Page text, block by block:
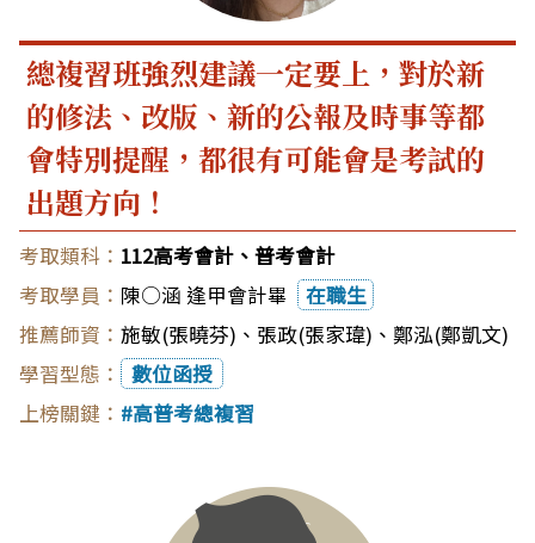
總複習班強烈建議一定要上，對於新
的修法、改版、新的公報及時事等都
會特別提醒，都很有可能會是考試的
出題方向！
112高考會計、普考會計
陳○涵 逢甲會計畢
在職生
施敏(張曉芬) 、 張政(張家瑋) 、 鄭泓(鄭凱文)
數位函授
高普考總複習